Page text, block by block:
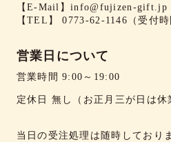
【E-Mail】info@fujizen-gift.jp
【TEL】0773-62-1146 （受付
営業日について
営業時間 9:00～19:00
定休日 無し（お正月三が日は休
当日の受注処理は随時しており